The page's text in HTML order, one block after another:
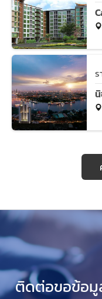
ร
ติดต่อขอข้อมู